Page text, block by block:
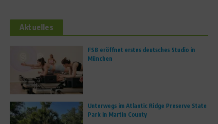
Aktuelles
FS8 eröffnet erstes deutsches Studio in
München
Unterwegs im Atlantic Ridge Preserve State
Park in Martin County